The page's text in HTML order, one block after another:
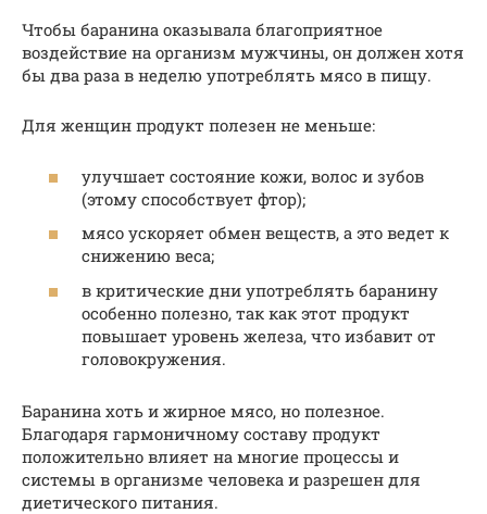
Чтобы баранина оказывала благоприятное
воздействие на организм мужчины, он должен хотя
бы два раза в неделю употреблять мясо в пищу.
Для женщин продукт полезен не меньше:
улучшает состояние кожи, волос и зубов
(этому способствует фтор);
мясо ускоряет обмен веществ, а это ведет к
снижению веса;
в критические дни употреблять баранину
особенно полезно, так как этот продукт
повышает уровень железа, что избавит от
головокружения.
Баранина хоть и жирное мясо, но полезное.
Благодаря гармоничному составу продукт
положительно влияет на многие процессы и
системы в организме человека и разрешен для
диетического питания.